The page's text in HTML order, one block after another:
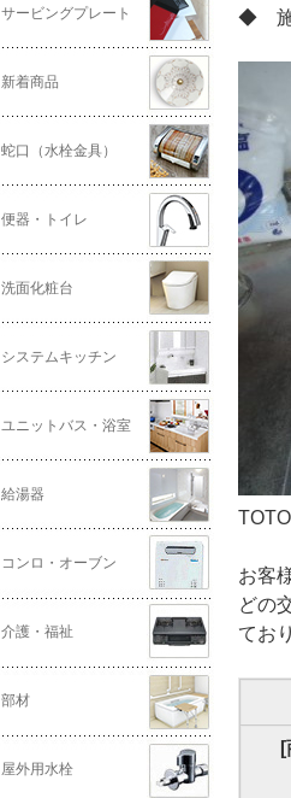
サービングプレート
新着商品
蛇口（水栓金具）
便器・トイレ
洗面化粧台
システムキッチン
ユニットバス・浴室
給湯器
コンロ・オーブン
介護・福祉
部材
屋外用水栓
◆ 施
お客
どの
てお